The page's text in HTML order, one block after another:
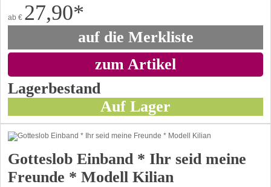
ab € 27,90*
auf die Merkliste
zum Artikel
Lagerbestand
Auf Lager
Gotteslob Einband * Ihr seid meine
Freunde * Modell Kilian